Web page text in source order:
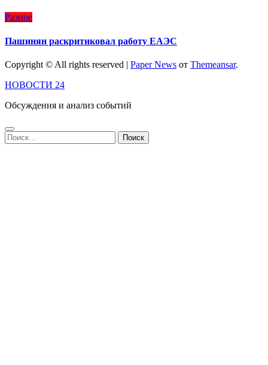
Разное
Пашинян раскритиковал работу ЕАЭС
Copyright © All rights reserved | Paper News от Themeansar.
НОВОСТИ 24
Обсуждения и анализ событий
Найти: